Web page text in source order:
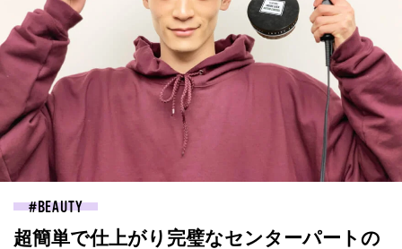
BEAUTY
超簡単で仕上がり完璧なセンターパートの